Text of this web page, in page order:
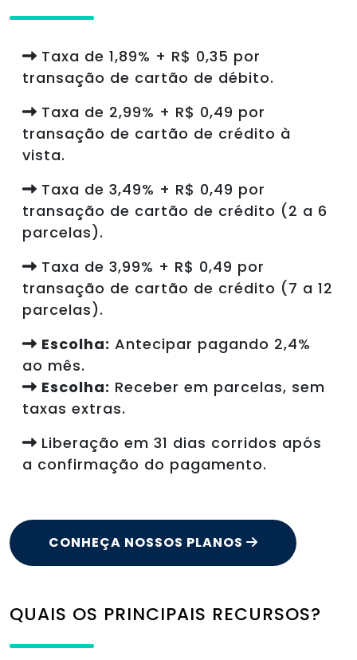
Taxa de 1,89% + R$ 0,35 por
transação de cartão de débito.
Taxa de 2,99% + R$ 0,49 por
transação de cartão de crédito à
vista.
Taxa de 3,49% + R$ 0,49 por
transação de cartão de crédito (2 a 6
parcelas).
Taxa de 3,99% + R$ 0,49 por
transação de cartão de crédito (7 a 12
parcelas).
Escolha: Antecipar pagando 2,4%
ao mês.
Escolha: Receber em parcelas, sem
taxas extras.
Liberação em 31 dias corridos após
a confirmação do pagamento.
CONHEÇA NOSSOS PLANOS
QUAIS OS PRINCIPAIS RECURSOS?